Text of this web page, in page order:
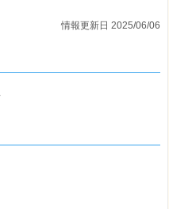
情報更新日 2025/06/06